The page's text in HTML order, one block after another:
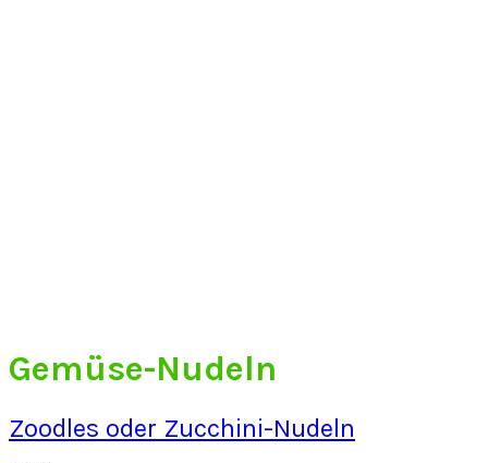
Gemüse-Nudeln
Zoodles oder Zucchini-Nudeln